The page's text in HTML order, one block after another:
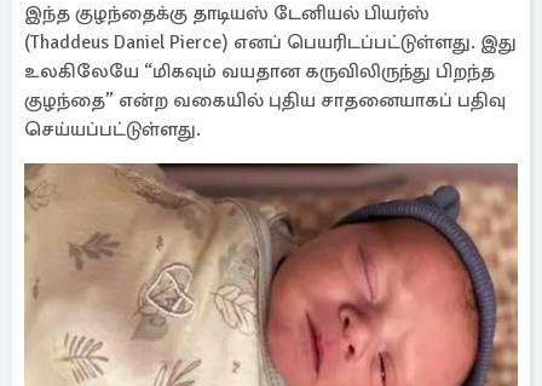
இந்த குழந்தைக்கு தாடியஸ் டேனியல் பியர்ஸ்
(Thaddeus Daniel Pierce) எனப் பெயரிடப்பட்டுள்ளது. இது
உலகிலேயே “மிகவும் வயதான கருவிலிருந்து பிறந்த
குழந்தை” என்ற வகையில் புதிய சாதனையாகப் பதிவு
செய்யப்பட்டுள்ளது.